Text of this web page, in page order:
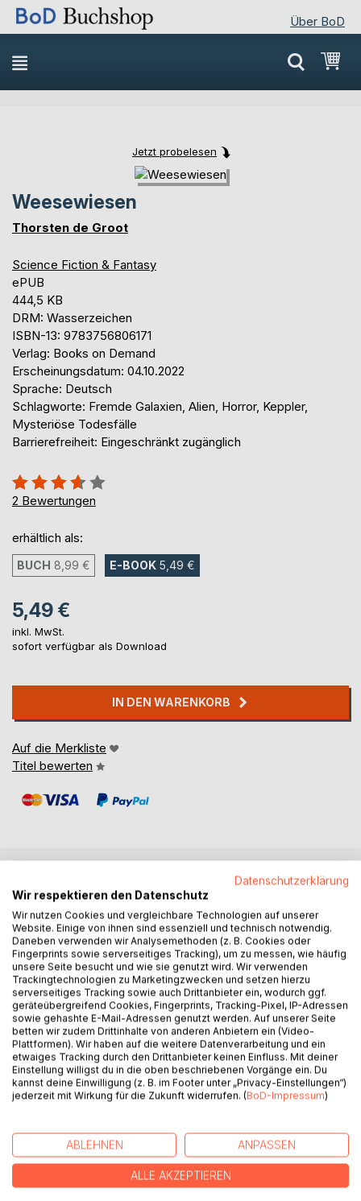
Über BoD
Direkt
zum
Inhalt
Jetzt probelesen
Skip
to
Skip
to
Weesewiesen
Thorsten de Groot
Science Fiction & Fantasy
ePUB
444,5 KB
DRM: Wasserzeichen
ISBN-13: 9783756806171
Verlag: Books on Demand
Erscheinungsdatum: 04.10.2022
Sprache: Deutsch
Schlagworte: Fremde Galaxien, Alien, Horror, Keppler,
Mysteriöse Todesfälle
Barrierefreiheit: Eingeschränkt zugänglich
Bewertung::
70%
2 Bewertungen
erhältlich als:
BUCH 8,99 € E-BOOK 5,49 €
5,49 €
inkl. MwSt.
sofort verfügbar als Download
IN DEN WARENKORB
Auf die Merkliste
Titel bewerten
BESCHREIBUNG
Grausam und auf mysteriöse Weise kommt ein Junge in
Deutschland ums Leben.
Alexandra ist Polizistin aus Leidenschaft und setzt alles
daran, diesen Fall aufzuklären.
Doch bleibt es nicht bei einem Vorfall – es kommt zu
weiteren bizarren Todesfällen in den Niederlanden und
England. Mit der Unterstützung ihrer Kollegen Bär und
Sergey versucht Alexandra, die Zusammenhänge der
rätselhaften Todesfälle zu verstehen. Dabei stößt sie nicht
nur an ihre eigenen Grenzen.
Zeitgleich betrachtet etwas aus einer fremden Galaxie das
diese zwei Welten miteinander?
AUTOR/IN
Datenschutzerklärung
Wir respektieren den Datenschutz
Wir nutzen Cookies und vergleichbare Technologien auf unserer
Website. Einige von ihnen sind essenziell und technisch notwendig.
Daneben verwenden wir Analysemethoden (z. B. Cookies oder
Fingerprints sowie serverseitiges Tracking), um zu messen, wie häufig
unsere Seite besucht und wie sie genutzt wird. Wir verwenden
Trackingtechnologien zu Marketingzwecken und setzen hierzu
serverseitiges Tracking sowie auch Drittanbieter ein, wodurch ggf.
geräteübergreifend Cookies, Fingerprints, Tracking-Pixel, IP-Adressen
sowie gehashte E-Mail-Adressen genutzt werden. Auf unserer Seite
betten wir zudem Drittinhalte von anderen Anbietern ein (Video-
Plattformen). Wir haben auf die weitere Datenverarbeitung und ein
etwaiges Tracking durch den Drittanbieter keinen Einfluss. Mit deiner
Einstellung willigst du in die oben beschriebenen Vorgänge ein. Du
kannst deine Einwilligung (z. B. im Footer unter „Privacy-Einstellungen“)
jederzeit mit Wirkung für die Zukunft widerrufen. (BoD-Impressum)
ABLEHNEN ANPASSEN
ALLE AKZEPTIEREN